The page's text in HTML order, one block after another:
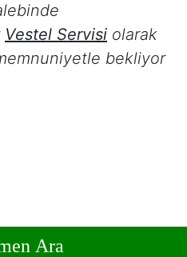
Vestel Servisi olarak
bekliyor
Ara